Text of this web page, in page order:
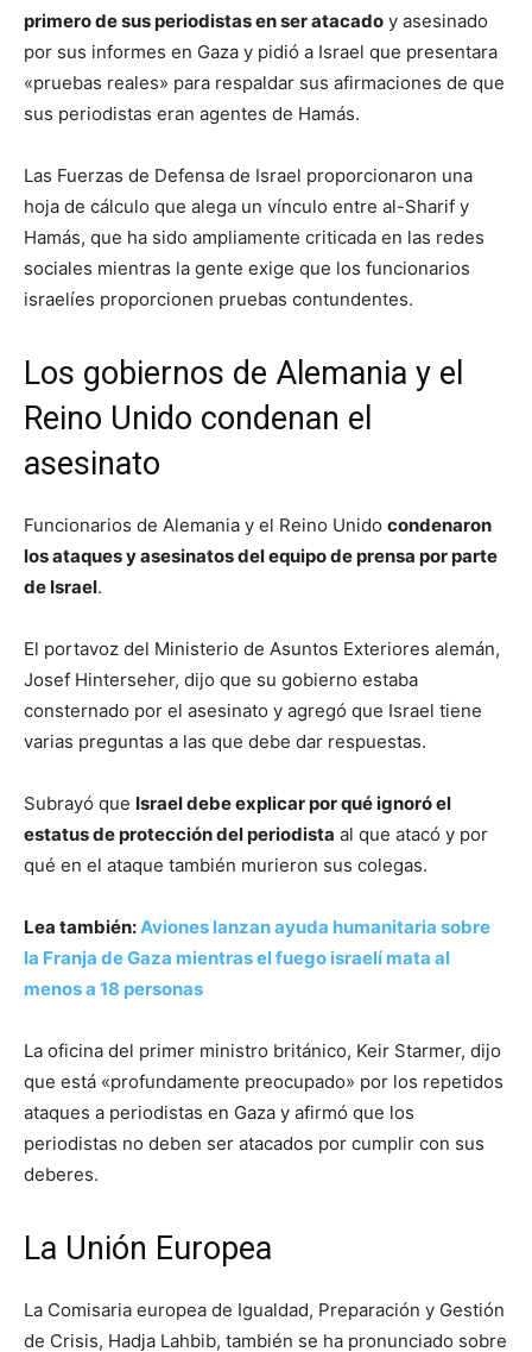
primero de sus periodistas en ser atacado y asesinado
por sus informes en Gaza y pidió a Israel que presentara
«pruebas reales» para respaldar sus afirmaciones de que
sus periodistas eran agentes de Hamás.
Las Fuerzas de Defensa de Israel proporcionaron una
hoja de cálculo que alega un vínculo entre al-Sharif y
Hamás, que ha sido ampliamente criticada en las redes
sociales mientras la gente exige que los funcionarios
israelíes proporcionen pruebas contundentes.
Los gobiernos de Alemania y el
Reino Unido condenan el
asesinato
Funcionarios de Alemania y el Reino Unido condenaron
los ataques y asesinatos del equipo de prensa por parte
de Israel.
El portavoz del Ministerio de Asuntos Exteriores alemán,
Josef Hinterseher, dijo que su gobierno estaba
consternado por el asesinato y agregó que Israel tiene
varias preguntas a las que debe dar respuestas.
Subrayó que Israel debe explicar por qué ignoró el
estatus de protección del periodista al que atacó y por
qué en el ataque también murieron sus colegas.
Lea también:Aviones lanzan ayuda humanitaria sobre
la Franja de Gaza mientras el fuego israelí mata al
menos a 18 personas
La oficina del primer ministro británico, Keir Starmer, dijo
que está «profundamente preocupado» por los repetidos
ataques a periodistas en Gaza y afirmó que los
periodistas no deben ser atacados por cumplir con sus
deberes.
La Unión Europea
La Comisaria europea de Igualdad, Preparación y Gestión
de Crisis, Hadja Lahbib, también se ha pronunciado sobre